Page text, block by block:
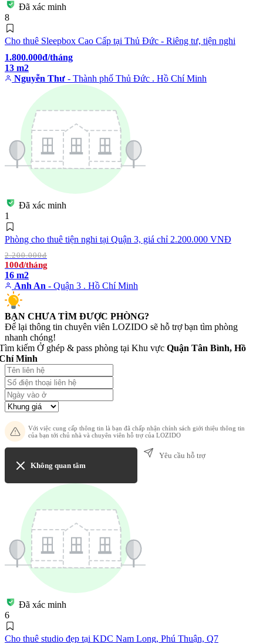
Đã xác minh
8
Cho thuê Sleepbox Cao Cấp tại Thủ Đức - Riêng tư, tiện nghi
1.800.000đ/tháng
13 m2
Nguyễn Thư - Thành phố Thủ Đức . Hồ Chí Minh
Đã xác minh
1
Phòng cho thuê tiện nghi tại Quận 3, giá chỉ 2.200.000 VNĐ
2.200.000đ
100đ/tháng
16 m2
Anh An - Quận 3 . Hồ Chí Minh
BẠN CHƯA TÌM ĐƯỢC PHÒNG?
Để lại thông tin chuyên viên LOZIDO sẽ hỗ trợ bạn tìm phòng
nhanh chóng!
kiếm Ở ghép & pass phòng tại Khu vực Quận Tân Bình, Hồ
Minh
Với việc cung cấp thông tin là bạn đã chấp nhận chính sách giới thiệu thông tin
của bạn tới chủ nhà và chuyên viên hỗ trợ của LOZIDO
Không quan tâm
Yêu cầu hỗ trợ
Đã xác minh
6
Cho thuê studio đẹp tại KDC Nam Long, Phú Thuận, Q7